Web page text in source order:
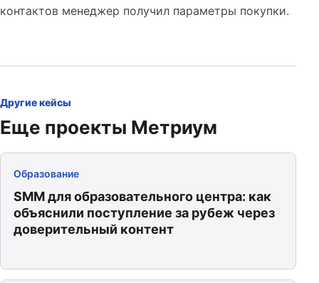
контактов менеджер получил параметры покупки.
Другие кейсы
Еще проекты Метриум
Образование
SMM для образовательного центра: как
объяснили поступление за рубеж через
доверительный контент